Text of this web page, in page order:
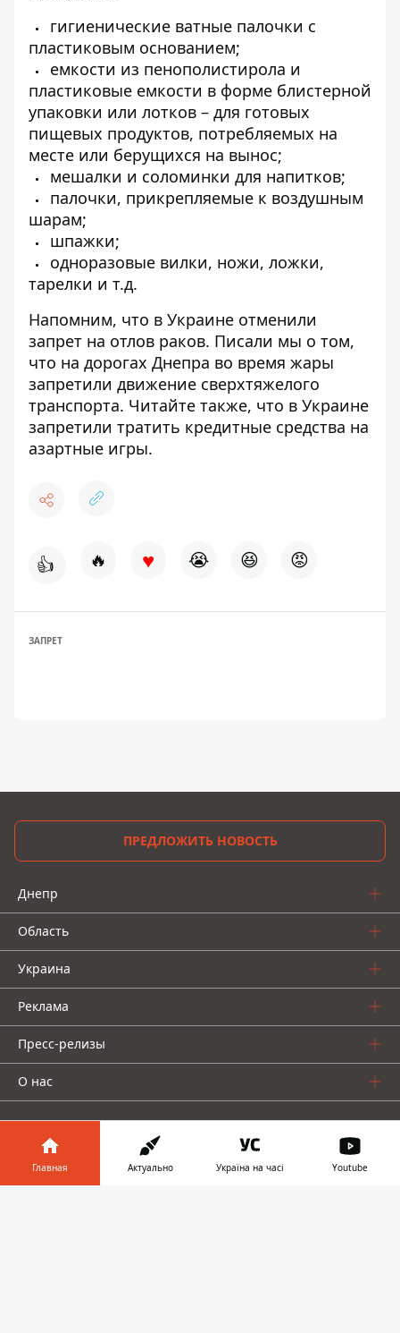
гигиенические ватные палочки с
пластиковым основанием;
емкости из пенополистирола и
пластиковые емкости в форме блистерной
упаковки или лотков – для готовых
пищевых продуктов, потребляемых на
месте или берущихся на вынос;
мешалки и соломинки для напитков;
палочки, прикрепляемые к воздушным
шарам;
шпажки;
одноразовые вилки, ножи, ложки,
тарелки и т.д.
Напомним, что в Украине отменили
запрет на отлов раков. Писали мы о том,
что на дорогах Днепра во время жары
запретили движение сверхтяжелого
транспорта. Читайте также, что в Украине
запретили тратить кредитные средства на
азартные игры.
👍 🔥 ♥ 😭 😆 😡
ЗАПРЕТ
ПРЕДЛОЖИТЬ НОВОСТЬ
Днепр
Область
Украина
Реклама
Пресс-релизы
О нас
Главная Актуально Україна на часі Youtube